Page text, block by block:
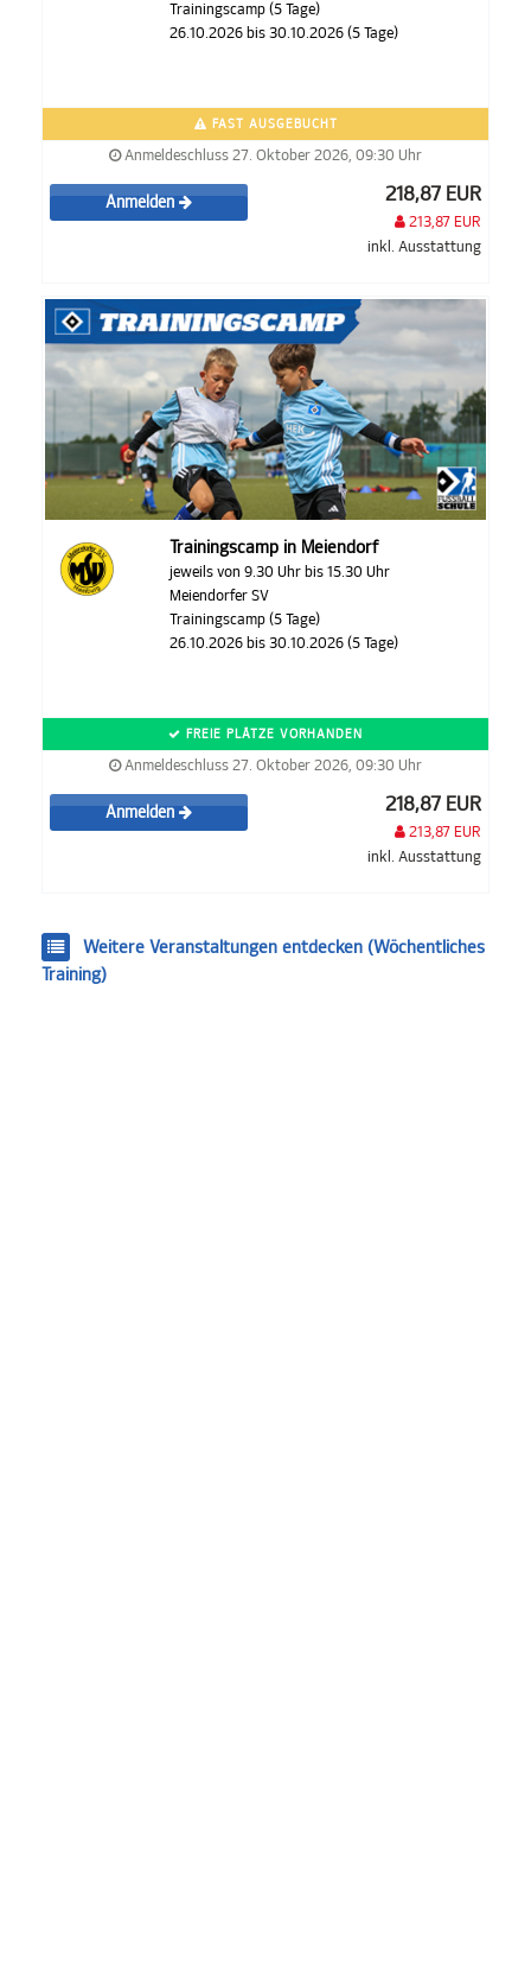
Trainingscamp (5 Tage)
26.10.2026 bis 30.10.2026 (5 Tage)
FAST AUSGEBUCHT
Anmeldeschluss 27. Oktober 2026, 09:30 Uhr
Anmelden 218,87 EUR
213,87 EUR
inkl. Ausstattung
Trainingscamp in Meiendorf
jeweils von 9.30 Uhr bis 15.30 Uhr
Meiendorfer SV
Trainingscamp (5 Tage)
26.10.2026 bis 30.10.2026 (5 Tage)
FREIE PLÄTZE VORHANDEN
Anmeldeschluss 27. Oktober 2026, 09:30 Uhr
Anmelden 218,87 EUR
213,87 EUR
inkl. Ausstattung
Weitere Veranstaltungen entdecken (Wöchentliches
Training)